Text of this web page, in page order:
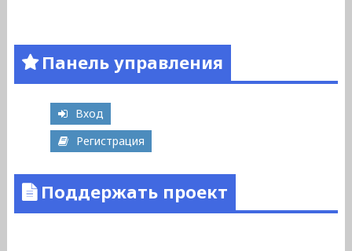
Панель управления
Вход
Регистрация
Поддержать проект